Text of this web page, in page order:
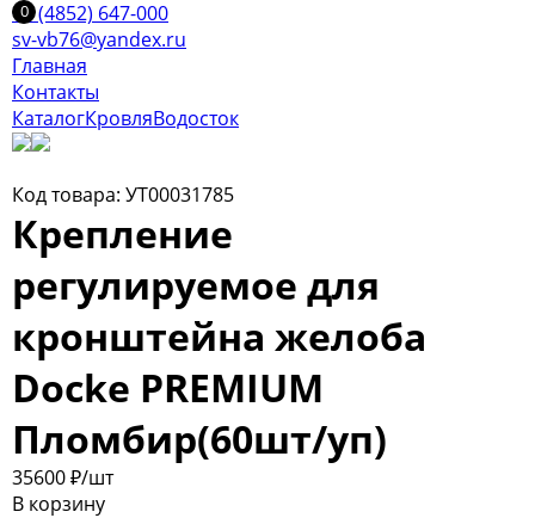
+7 (4852) 647-000
sv-vb76@yandex.ru
Главная
Контакты
КаталогКровляВодосток
Код товара: УТ00031785
Крепление
регулируемое для
кронштейна желоба
Docke PREMIUM
Пломбир(60шт/уп)
35600₽/шт
В корзину